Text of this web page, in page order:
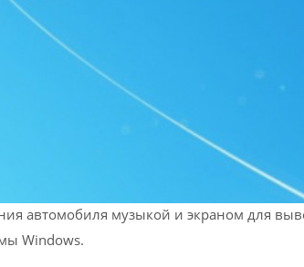
автомобиля музыкой и экраном для
Windows.